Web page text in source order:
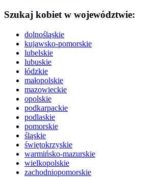
Szukaj kobiet w województwie:
dolnośląskie
kujawsko-pomorskie
lubelskie
lubuskie
łódzkie
małopolskie
mazowieckie
opolskie
podkarpackie
podlaskie
pomorskie
śląskie
świętokrzyskie
warmińsko-mazurskie
wielkopolskie
zachodniopomorskie